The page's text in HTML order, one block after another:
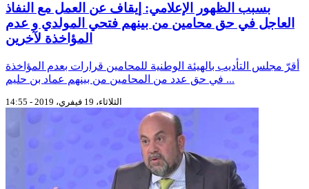
بسبب الظهور الإعلامي: إيقاف عن العمل مع النفاذ
العاجل في حق محامين من بينهم فتحي المولدي و عدم
المؤاخذة لآخرين
أقرّ مجلس التأديب بالهيئة الوطنية للمحامين قرارات بعدم المؤاخذة
في حق عدد من المحامين من بينهم عماد بن حليم ...
الثلاثاء، 19 فيفري، 2019 - 14:55